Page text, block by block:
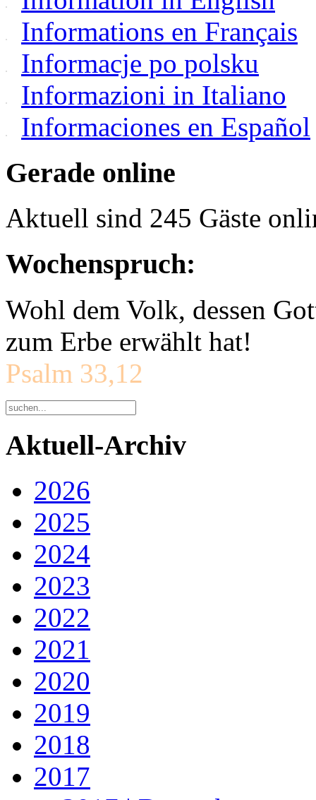
Informations en Français
Informacje po polsku
Informazioni in Italiano
Informaciones en Español
Gerade online
Aktuell sind 245 Gäste
Wochenspruch:
Wohl dem Volk, dessen
zum Erbe erwählt hat!
Psalm 33,12
Aktuell-Archiv
2026
2025
2024
2023
2022
2021
2020
2019
2018
2017